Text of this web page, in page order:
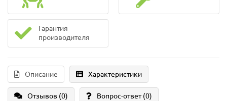
Гарантия
производителя
Описание Характеристики
Отзывов (0) Вопрос-ответ(0)